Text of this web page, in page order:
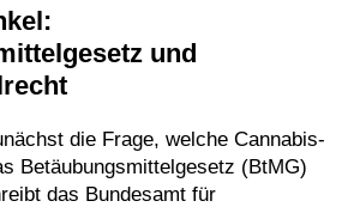
und
die Frage, welche Cannabis-
Betäubungsmittelgesetz (BtMG)
das Bundesamt für